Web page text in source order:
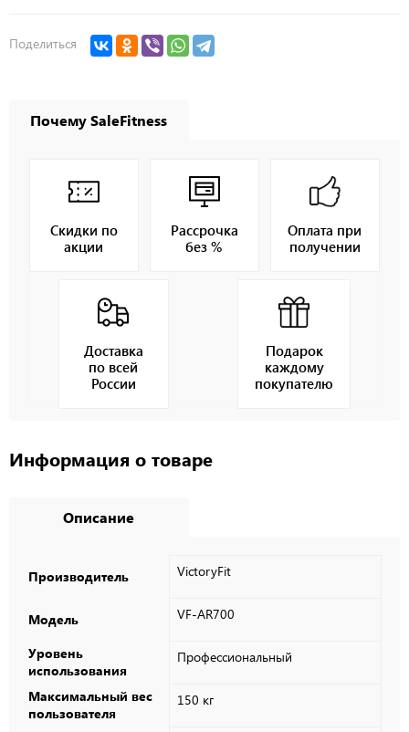
Поделиться
Почему SaleFitness
Скидки по
акции
Рассрочка
без %
Оплата при
получении
Доставка
по всей
России
Подарок
каждому
покупателю
Информация о товаре
Описание
Производитель VictoryFit
Модель VF-AR700
Уровень
использования
Профессиональный
Максимальный вес
пользователя
150 кг